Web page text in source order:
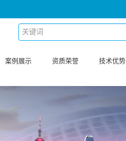
案例展示 资质荣誉 技术优势